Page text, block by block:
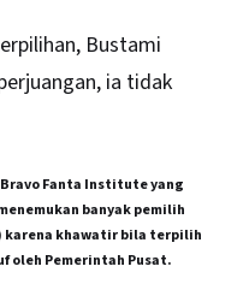
Bustami
ia tidak
Fanta Institute yang
banyak pemilih
karena khawatir bila terpilih
oleh Pemerintah Pusat.